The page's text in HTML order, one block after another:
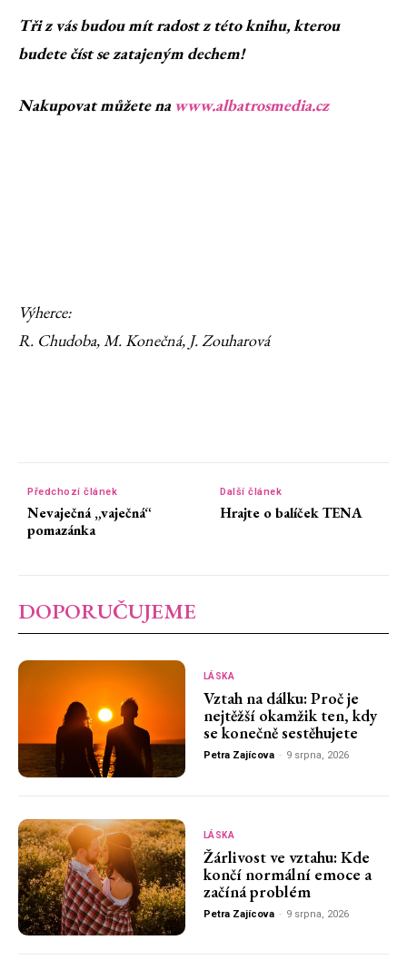
Tři z vás budou mít radost z této knihu, kterou
budete číst se zatajeným dechem!
Nakupovat můžete na www.albatrosmedia.cz
Výherce:
R. Chudoba, M. Konečná, J. Zouharová
Předchozí článek
Nevaječná „vaječná“
pomazánka
Další článek
Hrajte o balíček TENA
DOPORUČUJEME
LÁSKA
Vztah na dálku: Proč je
nejtěžší okamžik ten, kdy
se konečně sestěhujete
Petra Zajícova - 9 srpna, 2026
LÁSKA
Žárlivost ve vztahu: Kde
končí normální emoce a
začíná problém
Petra Zajícova - 9 srpna, 2026